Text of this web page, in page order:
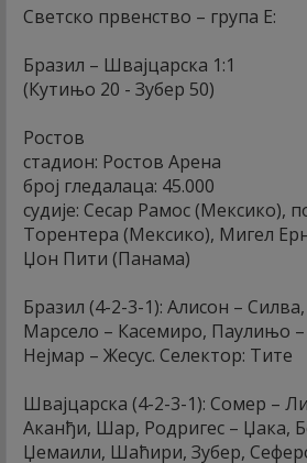
Светско првенство – група Е:
Бразил – Швајцарска 1:1
(Кутињо 20 - Зубер 50)
Ростов
стадион: Ростов Арена
број гледалаца: 45.000
судије: Сесар Рамос (Мексико),
Торентера (Мексико), Мигел
Џон Пити (Панама)
Бразил (4-2-3-1): Алисон –
Марсело – Касемиро, Паулињо
Нејмар – Жесус. Селектор: Тите
Швајцарска (4-2-3-1): Сомер –
Аканђи, Шар, Родригес – Џака,
Џемаили, Шаћири, Зубер,